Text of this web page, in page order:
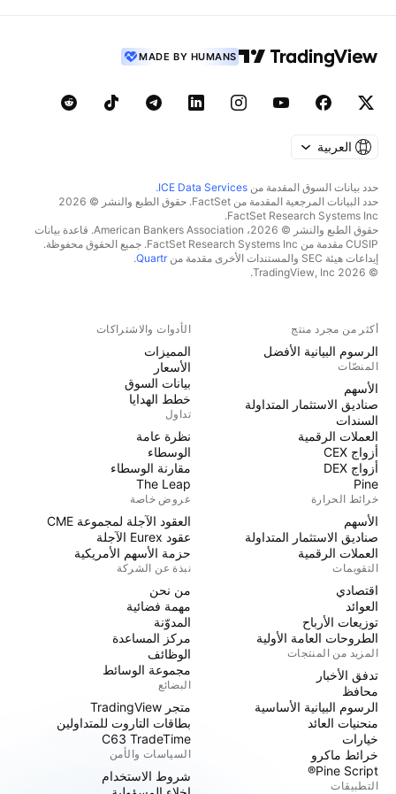
MADE BY HUMANS
العربية
حدد بيانات السوق المقدمة من ICE Data Services
.
حدد البيانات المرجعية المقدمة من FactSet. حقوق الطبع والنشر © 2026
FactSet Research Systems Inc.
حقوق الطبع والنشر © 2026، American Bankers Association. قاعدة بيانات
CUSIP مقدمة من FactSet Research Systems Inc. جميع الحقوق محفوظة.
إيداعات هيئة SEC والمستندات الأخرى مقدمة من
Quartr
.
© 2026 TradingView, Inc.
أكثر من مجرد منتج
الرسوم البيانية الأفضل
المنصّات
الأسهم
صناديق الاستثمار المتداولة
السندات
العملات الرقمية
أزواج CEX
أزواج DEX
Pine
خرائط الحرارة
الأسهم
صناديق الاستثمار المتداولة
العملات الرقمية
التقويمات
اقتصادي
العوائد
توزيعات الأرباح
الطروحات العامة الأولية
المزيد من المنتجات
تدفق الأخبار
محافظ
الرسوم البيانية الأساسية
منحنيات العائد
خيارات
خرائط ماكرو
Pine Script®
التطبيقات
الأدوات والاشتراكات
المميزات
الأسعار
بيانات السوق
خطط الهدايا
تداول
نظرة عامة
الوسطاء
مقارنة الوسطاء
The Leap
عروض خاصة
العقود الآجلة لمجموعة CME
عقود Eurex الآجلة
حزمة الأسهم الأمريكية
نبذة عن الشركة
من نحن
مهمة فضائية
المدوّنة
مركز المساعدة
الوظائف
مجموعة الوسائط
البضائع
متجر TradingView
بطاقات التاروت للمتداولين
C63 TradeTime
السياسات والأمن
شروط الاستخدام